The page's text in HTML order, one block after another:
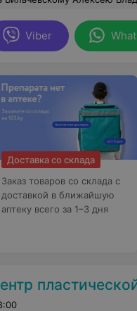
Viber
Доставка со склада
Заказ товаров со склада с
доставкой в ближайшую
аптеку всего за 1–3 дня
хирургии и